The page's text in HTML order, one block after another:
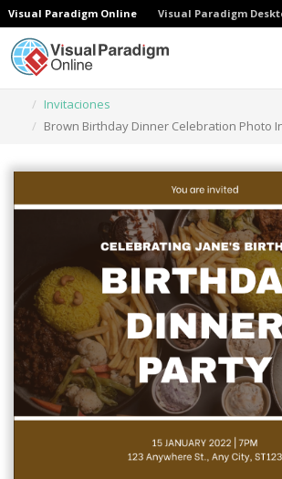
Visual Paradigm Online Visual Paradigm
Invitaciones
Brown Birthday Dinner Celebration Photo